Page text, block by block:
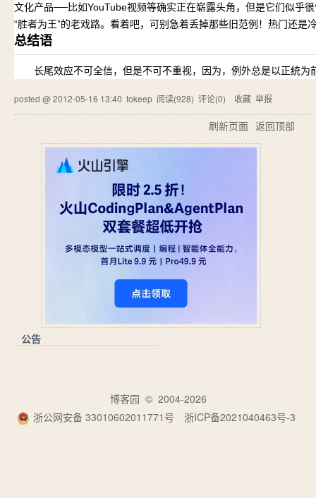
文化产品──比如YouTube视频等确实正在崭露头角，但是它们似乎
“胜者为王”的老戏路。看着吧，可别急着丢掉那些旧范例！热门还是
总结语
长尾效应不可全信，但是不可不重视，因为，例外总是以正统为
posted @2012-05-16 13:40 tokeep 阅读(928) 评论(0) 收藏 举报
刷新页面 返回顶部
公告
博客园 © 2004-2026
浙公网安备 33010602011771号
浙ICP备2021040463号-3